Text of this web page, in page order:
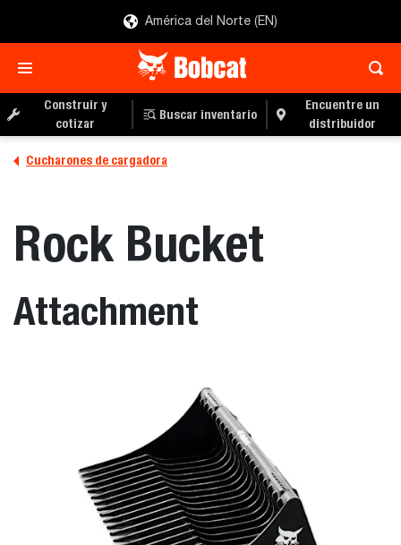
América del Norte (EN)
Construir y
cotizar
Buscar inventario
Encuentre un
distribuidor
Cucharones de cargadora
Rock Bucket
Attachment